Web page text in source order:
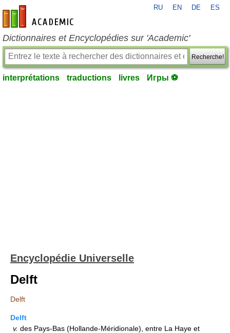
fr-academic.com
RU EN DE ES
Dictionnaires et Encyclopédies sur 'Academic'
Recherche!
interprétations traductions livres Игры ⚽
Encyclopédie Universelle
Delft
Delft
Delft
v. des Pays-Bas (Hollande-Méridionale), entre La Haye et